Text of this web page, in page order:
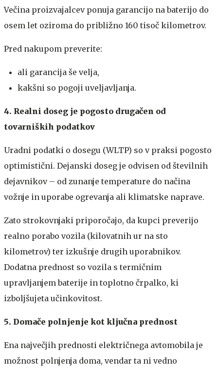
Večina proizvajalcev ponuja garancijo na baterijo do
osem let oziroma do približno 160 tisoč kilometrov.
Pred nakupom preverite:
ali garancija še velja,
kakšni so pogoji uveljavljanja.
4. Realni doseg je pogosto drugačen od
tovarniških podatkov
Uradni podatki o dosegu (WLTP) so v praksi pogosto
optimistični. Dejanski doseg je odvisen od številnih
dejavnikov – od zunanje temperature do načina
vožnje in uporabe ogrevanja ali klimatske naprave.
Zato strokovnjaki priporočajo, da kupci preverijo
realno porabo vozila (kilovatnih ur na sto
kilometrov) ter izkušnje drugih uporabnikov.
Dodatna prednost so vozila s termičnim
upravljanjem baterije in toplotno črpalko, ki
izboljšujeta učinkovitost.
5. Domače polnjenje kot ključna prednost
Ena največjih prednosti električnega avtomobila je
možnost polnjenja doma, vendar ta ni vedno